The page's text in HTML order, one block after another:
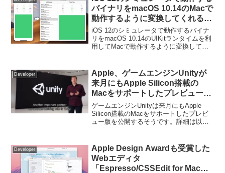
バイナリをmacOS 10.14のMacで
動作するように変換してくれるコ
マンドラインツール
「marzipanify」が公開。
iOS 12のシミュレータで動作するバイナ
リをmacOS 10.14のUIKitランタイムを利
用してMacで動作するように変換してく
細は以下から。
Developer
Apple、ゲームエンジンUnityが
来月にもApple Silicon搭載の
Macをサポートしたプレビュー版
を公開すると発表。
ゲームエンジンUnityは来月にもApple
Silicon搭載のMacをサポートしたプレビ
ュー版を公開するそうです。詳細は以下
Developer
Apple Design Awardも受賞した
Webエディタ
「Espresso/CSSEdit for Mac」